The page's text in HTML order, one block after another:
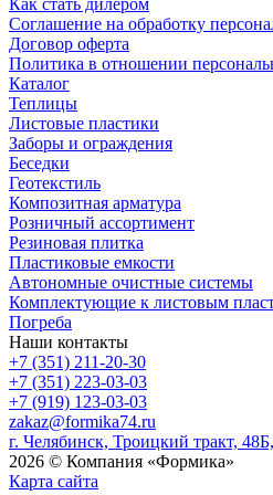
Как стать дилером
Соглашение на обработку
Договор оферта
Политика в отношении
Каталог
Теплицы
Листовые пластики
Заборы и ограждения
Беседки
Геотекстиль
Композитная арматура
Розничный ассортимент
Резиновая плитка
Пластиковые емкости
Автономные очистные системы
Комплектующие к листовым
Погреба
Наши контакты
+7 (351) 211-20-30
+7 (351) 223-03-03
+7 (919) 123-03-03
zakaz@formika74.ru
г. Челябинск, Троицкий тракт,
2026 © Компания «Формика»
Карта сайта